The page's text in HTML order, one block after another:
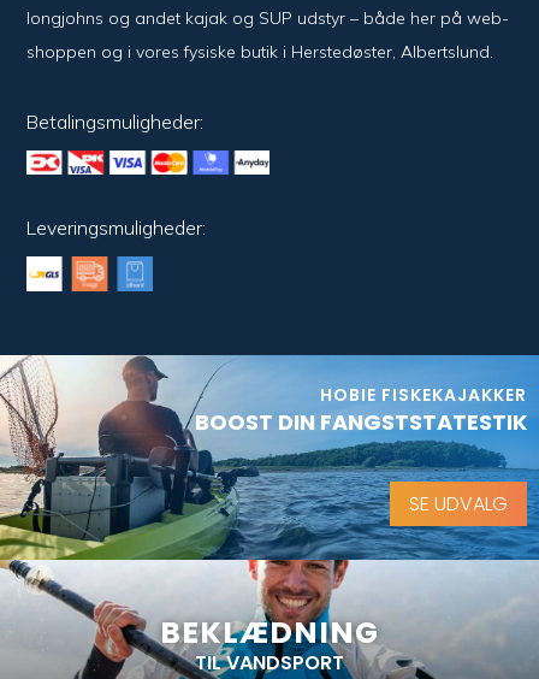
long­johns og andet kajak og SUP udstyr – både her på web­
shoppen og i vores fysiske butik i Her­sted­øster, Alberts­lund.
Betalingsmuligheder:
Leveringsmuligheder:
HOBIE FISKEKAJAKKER
BOOST DIN FANGSTSTATESTIK
SE UDVALG
BEKLÆDNING
TIL VANDSPORT